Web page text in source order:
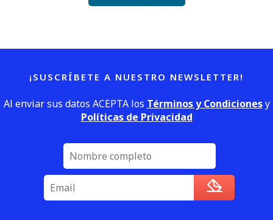
¡SUSCRÍBETE A NUESTRO NEWSLETTER!
Al enviar sus datos ACEPTA los Términos y Condicionesy
Políticas de Privacidad